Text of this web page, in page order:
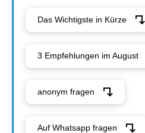
Das Wichtigste in Kürze
3 Empfehlungen im August
anonym fragen
Auf Whatsapp fragen